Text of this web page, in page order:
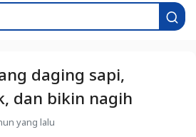
daging sapi,
dan bikin nagih
yang lalu